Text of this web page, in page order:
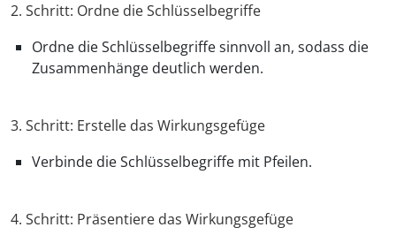
2. Schritt: Ordne die Schlüsselbegriffe
Ordne die Schlüsselbegriffe sinnvoll an, sodass die
Zusammenhänge deutlich werden.
3. Schritt: Erstelle das Wirkungsgefüge
Verbinde die Schlüsselbegriffe mit Pfeilen.
4. Schritt: Präsentiere das Wirkungsgefüge